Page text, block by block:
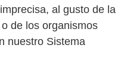
al gusto de la
de los organismos
nuestro Sistema